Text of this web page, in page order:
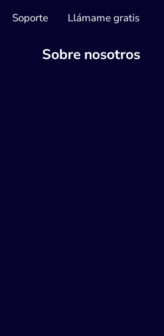
Soporte Llámame gratis
Sobre nosotros